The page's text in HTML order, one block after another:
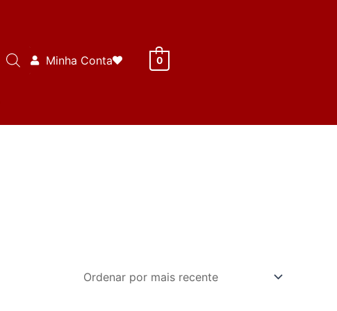
Minha Conta 0